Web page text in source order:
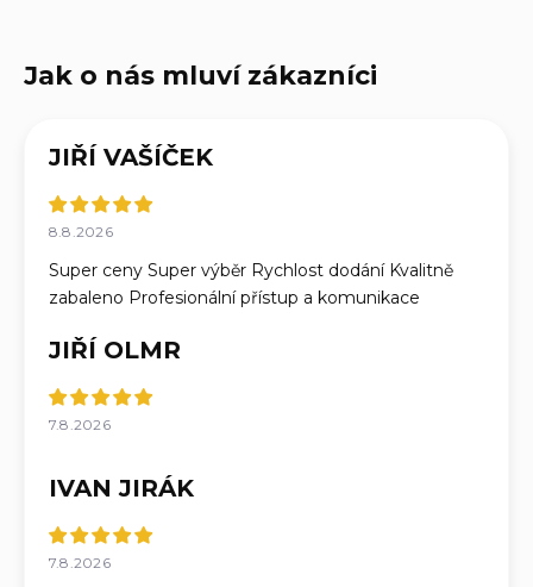
JIŘÍ VAŠÍČEK
8.8.2026
Super ceny Super výběr Rychlost dodání Kvalitně
zabaleno Profesionální přístup a komunikace
JIŘÍ OLMR
7.8.2026
IVAN JIRÁK
7.8.2026